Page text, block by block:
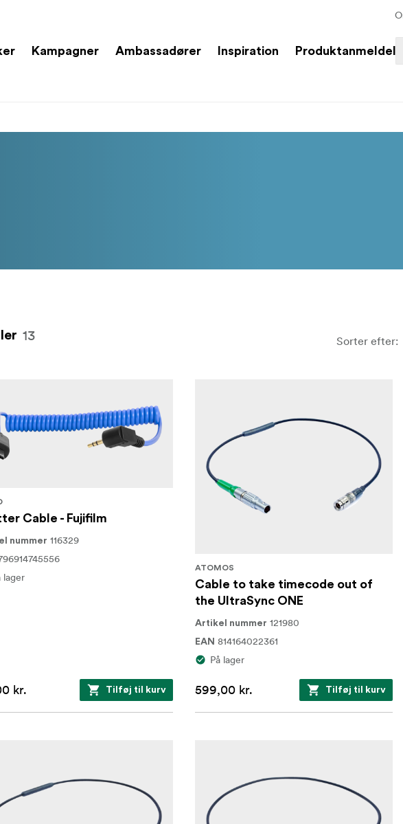
Kampagner Ambassadører Inspiration
13 Sorter efter:
Cable - Fujifilm
nummer 116329
lager
kr. Tilføj til kurv
ATOMOS
Cable to take timecode out of
the UltraSync ONE
Artikel nummer 121980
EAN 814164022361
På lager
599,00 kr. Tilføj til kurv